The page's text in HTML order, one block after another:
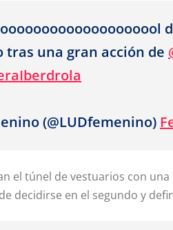
una gran acción de
(@LUDfemenino)
el túnel de vestuarios con
decidirse en el segundo y